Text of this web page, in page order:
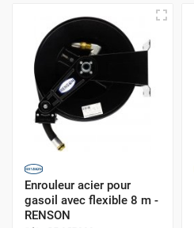
Enrouleur acier pour
gasoil avec flexible 8 m -
RENSON